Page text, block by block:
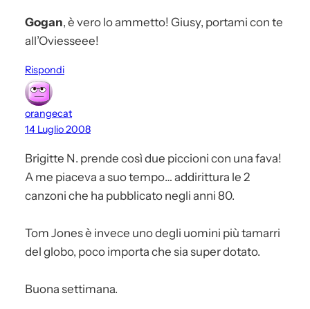
Gogan, è vero lo ammetto! Giusy, portami con te
all’Oviesseee!
Rispondi
orangecat
14 Luglio 2008
Brigitte N. prende così due piccioni con una fava!
A me piaceva a suo tempo… addirittura le 2
canzoni che ha pubblicato negli anni 80.
Tom Jones è invece uno degli uomini più tamarri
del globo, poco importa che sia super dotato.
Buona settimana.